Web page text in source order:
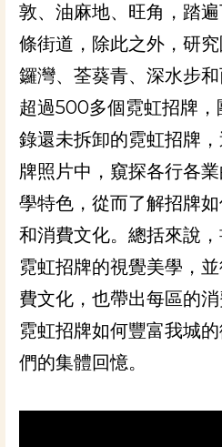
敦、油麻地、旺角，踏
條街道，除此之外，研
鑼灣、荃葵青、深水步
超過500多個霓虹招牌
錄還未拆卸的霓虹招牌
牌照片中，窺探各行各
學特色，從而了解招牌
和消費文化。總括來說
霓虹招牌的視覺美學，
費文化，也帶出每區的
霓虹招牌如何豐富我城
們的集體回憶。